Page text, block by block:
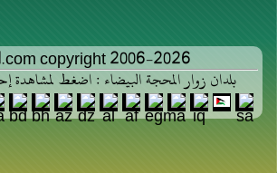
copyright 2006-2026
بلدان زوار المحجة البيضاء : اضغط لمشاهدة